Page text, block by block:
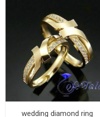
wedding diamond ring